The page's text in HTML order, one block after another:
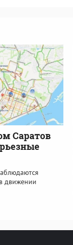
Саратов
движении